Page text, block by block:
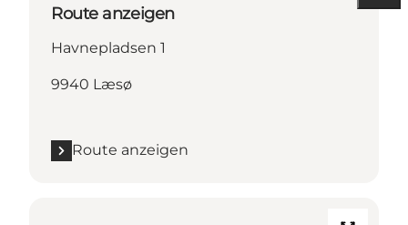
Route anzeigen
Havnepladsen 1
9940 Læsø
Route anzeigen